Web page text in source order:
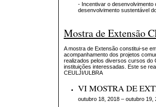
- Incentivar o desenvolvimento
desenvolvimento sustentável
Mostra de Extensão
A mostra de Extensão constitui-se
acompanhamento dos projetos
realizados pelos diversos cursos do
instituições interessadas. Este se
CEULJI/ULBRA
VI MOSTRA DE
outubro 18, 2018 – outubro 19,